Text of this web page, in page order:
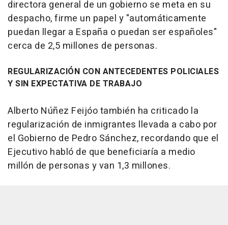
directora general de un gobierno se meta en su
despacho, firme un papel y "automáticamente
puedan llegar a España o puedan ser españoles"
cerca de 2,5 millones de personas.
REGULARIZACIÓN CON ANTECEDENTES POLICIALES
Y SIN EXPECTATIVA DE TRABAJO
Alberto Núñez Feijóo también ha criticado la
regularización de inmigrantes llevada a cabo por
el Gobierno de Pedro Sánchez, recordando que el
Ejecutivo habló de que beneficiaría a medio
millón de personas y van 1,3 millones.